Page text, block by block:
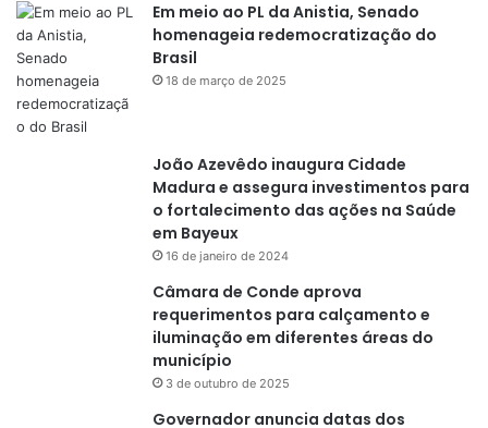
Em meio ao PL da Anistia, Senado
homenageia redemocratização do
Brasil
18 de março de 2025
João Azevêdo inaugura Cidade
Madura e assegura investimentos para
o fortalecimento das ações na Saúde
em Bayeux
16 de janeiro de 2024
Câmara de Conde aprova
requerimentos para calçamento e
iluminação em diferentes áreas do
município
3 de outubro de 2025
Governador anuncia datas dos